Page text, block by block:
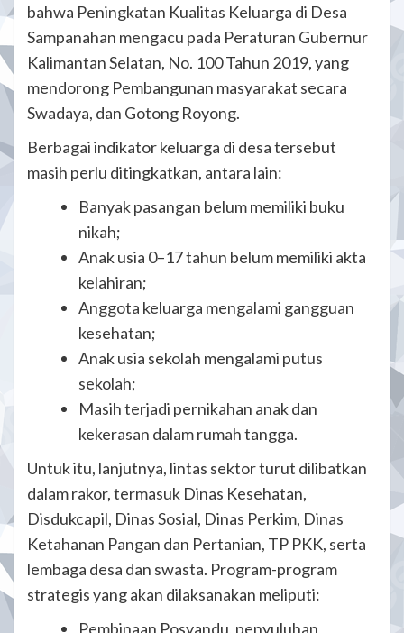
bahwa Peningkatan Kualitas Keluarga di Desa
Sampanahan mengacu pada Peraturan Gubernur
Kalimantan Selatan, No. 100 Tahun 2019, yang
mendorong Pembangunan masyarakat secara
Swadaya, dan Gotong Royong.
Berbagai indikator keluarga di desa tersebut
masih perlu ditingkatkan, antara lain:
Banyak pasangan belum memiliki buku
nikah;
Anak usia 0–17 tahun belum memiliki akta
kelahiran;
Anggota keluarga mengalami gangguan
kesehatan;
Anak usia sekolah mengalami putus
sekolah;
Masih terjadi pernikahan anak dan
kekerasan dalam rumah tangga.
Untuk itu, lanjutnya, lintas sektor turut dilibatkan
dalam rakor, termasuk Dinas Kesehatan,
Disdukcapil, Dinas Sosial, Dinas Perkim, Dinas
Ketahanan Pangan dan Pertanian, TP PKK, serta
lembaga desa dan swasta. Program-program
strategis yang akan dilaksanakan meliputi:
Pembinaan Posyandu, penyuluhan